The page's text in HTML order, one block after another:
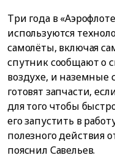
Три года в
используются
самолёты, включая
спутник сообщают о
воздухе, и наземные
готовят запчасти,
для того чтобы
его запустить в
полезного действия
пояснил Савельев.